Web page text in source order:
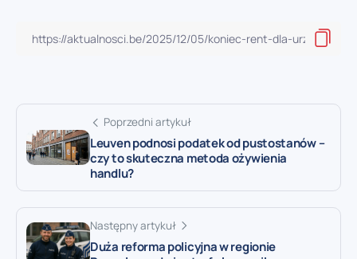
Poprzedni artykuł
Leuven podnosi podatek od pustostanów –
czy to skuteczna metoda ożywienia
handlu?
Następny artykuł
Duża reforma policyjna w regionie